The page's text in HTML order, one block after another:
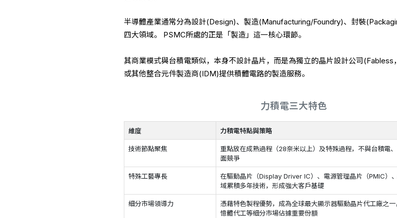
半導體產業通常分為設計(Design)、製造(Manufacturing/Foundry)、封裝
四大領域。 PSMC所處的正是「製造」這一核心環節。
其商業模式與台積電類似，本身不設計晶片，而是為獨立的晶片設計公司(Fabless
或其他整合元件製造商(IDM)提供積體電路的製造服務。
力積電三大特色
維度 力積電特點與策略
技術節點聚焦
重點放在成熟過程（28奈米以上）及特殊過程，不與台積電
面競爭
特殊工藝專長
在驅動晶片（Display Driver IC）、電源管理晶片（PMIC）
域累積多年技術，形成強大客戶基礎
細分市場領導力
憑藉特色製程優勢，成為全球最大顯示器驅動晶片代工廠之
憶體代工等細分市場佔據重要份額